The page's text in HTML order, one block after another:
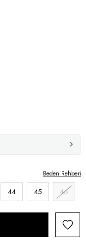
44 45 46
Beden Rehberi